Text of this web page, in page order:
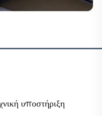
υποστήριξη